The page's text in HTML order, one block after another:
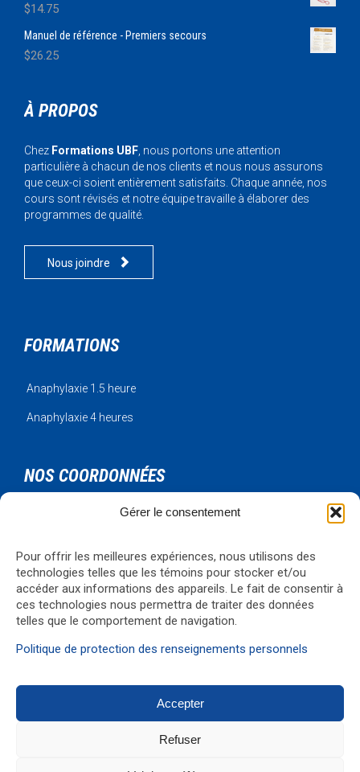
Gérer le consentement
Pour offrir les meilleures expériences, nous utilisons des
technologies telles que les témoins pour stocker et/ou
accéder aux informations des appareils. Le fait de consentir à
ces technologies nous permettra de traiter des données
telles que le comportement de navigation.
Politique de protection des renseignements personnels
Accepter
Refuser
$14.75
Manuel de référence - Premiers secours
$26.25
À PROPOS
Chez Formations UBF , nous portons une attention
particulière à chacun de nos clients et nous nous assurons
que ceux-ci soient entièrement satisfaits. Chaque année, nos
cours sont révisés et notre équipe travaille à élaborer des
programmes de qualité.
Nous joindre 
FORMATIONS
Anaphylaxie 1.5 heure
Anaphylaxie 4 heures
NOS COORDONNÉES
Urgence Bois-Francs Inc.
Téléphone: 819-330-4344
Courriel:formations@ubf.coop
Visualiser la carte →
© 2017 RéalisationG1 Média